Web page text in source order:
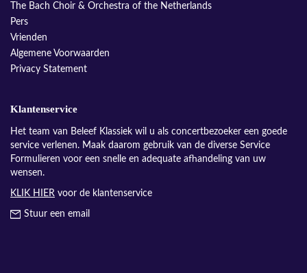
The Bach Choir & Orchestra of the Netherlands
Pers
Vrienden
Algemene Voorwaarden
Privacy Statement
Klantenservice
Het team van Beleef Klassiek wil u als concertbezoeker een goede
service verlenen. Maak daarom gebruik van de diverse Service
Formulieren voor een snelle en adequate afhandeling van uw
wensen.
KLIK HIER voor de klantenservice
Stuur een email